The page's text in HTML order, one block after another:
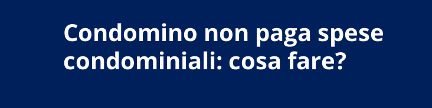
Condomino non paga spese
condominiali: cosa fare?